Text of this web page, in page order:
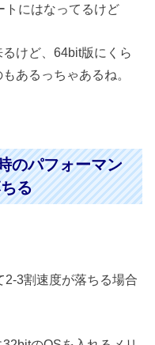
トにはなってるけど
けど、64bit版にくら
あるっちゃあるね。
のパフォーマン
る
3割速度が落ちる場合